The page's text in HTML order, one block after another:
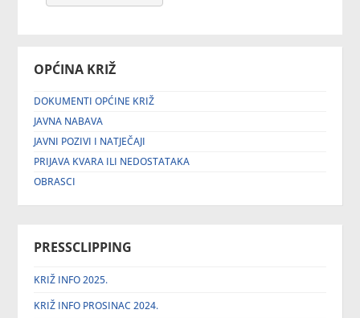
OPĆINA KRIŽ
DOKUMENTI OPĆINE KRIŽ
JAVNA NABAVA
JAVNI POZIVI I NATJEČAJI
PRIJAVA KVARA ILI NEDOSTATAKA
OBRASCI
PRESSCLIPPING
KRIŽ INFO 2025.
KRIŽ INFO PROSINAC 2024.